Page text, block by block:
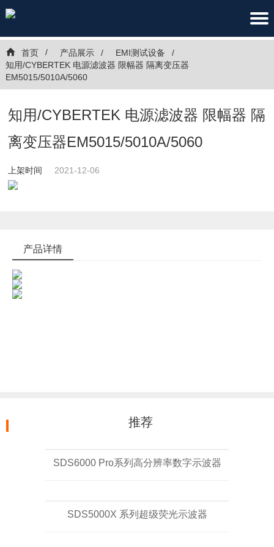
首页 产品展示
EMI测试设备
知用/CYBERTEK 电源滤波器 限幅器 隔离变压器
EM5015/5010A/5060
知用/CYBERTEK 电源滤波器 限幅器 隔
离变压器EM5015/5010A/5060
上架时间 2021-12-06
产品详情
推荐
SDS6000 Pro系列高分辨率数字示波器
SDS5000X 系列超级荧光示波器